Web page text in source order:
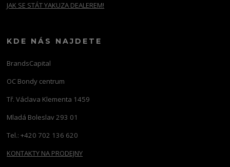
JAK SE STÁT YAKUZA DEALEREM!
KDE NÁS NAJDETE
BrandsCapital
OC Bondy centrum
Tř. Václava Klementa 1459
Mladá Boleslav 293 01
Tel.: +420 702 136 620
KONTAKTY NA PRODEJNY